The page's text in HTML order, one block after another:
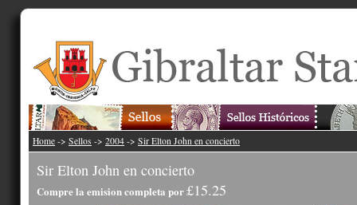
Home -> Sellos -> 2004 -> Sir Elton John en concierto
Sir Elton John en concierto
Compre la emision completa por£15.25